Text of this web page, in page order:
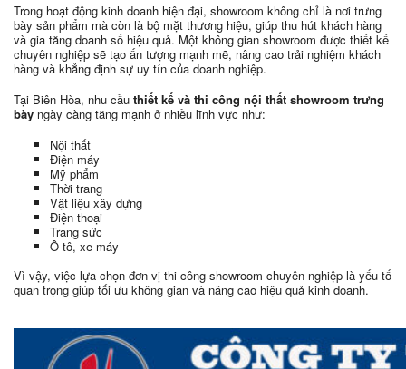
Trong hoạt động kinh doanh hiện đại, showroom không chỉ là nơi trưng
bày sản phẩm mà còn là bộ mặt thương hiệu, giúp thu hút khách hàng
và gia tăng doanh số hiệu quả. Một không gian showroom được thiết kế
chuyên nghiệp sẽ tạo ấn tượng mạnh mẽ, nâng cao trải nghiệm khách
hàng và khẳng định sự uy tín của doanh nghiệp.
Tại Biên Hòa, nhu cầu thiết kế và thi công nội thất showroom trưng
bày ngày càng tăng mạnh ở nhiều lĩnh vực như:
Nội thất
Điện máy
Mỹ phẩm
Thời trang
Vật liệu xây dựng
Điện thoại
Trang sức
Ô tô, xe máy
Vì vậy, việc lựa chọn đơn vị thi công showroom chuyên nghiệp là yếu tố
quan trọng giúp tối ưu không gian và nâng cao hiệu quả kinh doanh.